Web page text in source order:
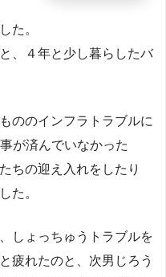
た。
、４年と少し暮らしたバ
ののインフラトラブルに
が済んでいなかった
ちの迎え入れをしたり
た。
しょっちゅうトラブルを
疲れたのと、次男じろう